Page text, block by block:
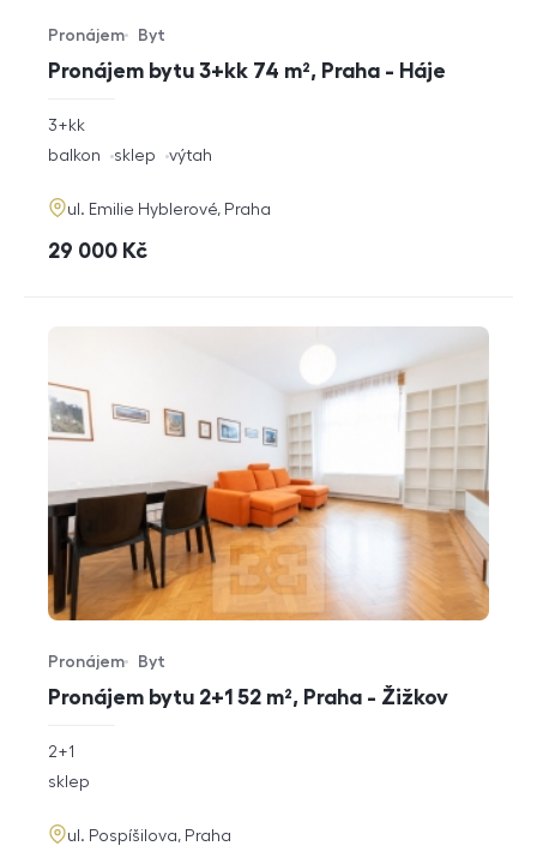
Pronájem bytu 3+kk 74 m², Praha - Háje
Typ nabídky
Pronájem
Typ nemovitosti
Byt
rozměry
3+kk
funkce
balkon sklep výtah
adresa
ul. Emilie Hyblerové, Praha
cena
29 000 Kč
Pronájem bytu 2+1 52 m², Praha - Žižkov
Typ nabídky
Pronájem
Typ nemovitosti
Byt
rozměry
2+1
funkce
sklep
adresa
ul. Pospíšilova, Praha